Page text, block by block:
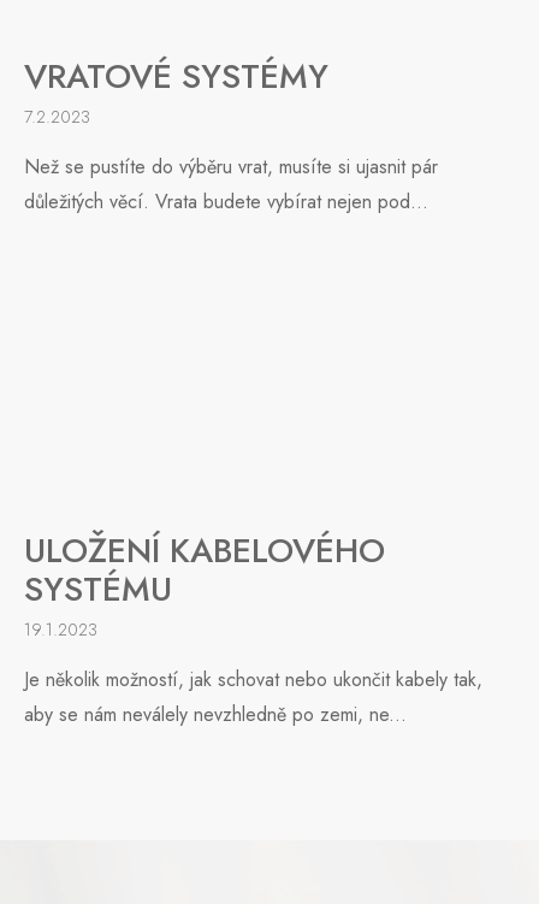
VRATOVÉ SYSTÉMY
7.2.2023
Než se pustíte do výběru vrat, musíte si ujasnit pár
důležitých věcí. Vrata budete vybírat nejen pod...
ULOŽENÍ KABELOVÉHO
SYSTÉMU
19.1.2023
Je několik možností, jak schovat nebo ukončit kabely tak,
aby se nám neválely nevzhledně po zemi, ne...